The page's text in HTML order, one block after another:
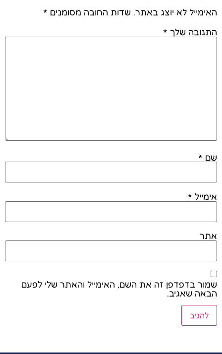
האימייל לא יוצג באתר. שדות החובה מסומנים *
התגובה שלך *
שם *
אימייל *
אתר
שמור בדפדפן זה את השם, האימייל והאתר שלי לפעם
הבאה שאגיב.